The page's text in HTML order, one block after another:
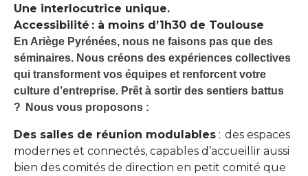
Une interlocutrice unique.
Accessibilité : à moins d’1h30 de Toulouse
En Ariège Pyrénées, nous ne faisons pas que des
séminaires. Nous créons des expériences collectives
qui transforment vos équipes et renforcent votre
culture d’entreprise. Prêt à sortir des sentiers battus
? Nous vous proposons :
Des salles de réunion modulables : des espaces
modernes et connectés, capables d’accueillir aussi
bien des comités de direction en petit comité que